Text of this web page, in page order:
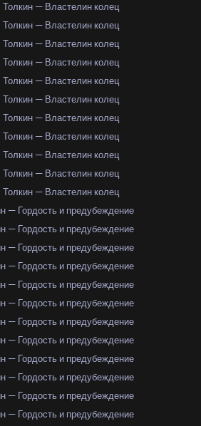
— Властелин колец
— Властелин колец
— Властелин колец
— Властелин колец
— Властелин колец
— Властелин колец
— Властелин колец
— Властелин колец
— Властелин колец
— Властелин колец
— Властелин колец
— Гордость и предубеждение
— Гордость и предубеждение
— Гордость и предубеждение
— Гордость и предубеждение
— Гордость и предубеждение
— Гордость и предубеждение
— Гордость и предубеждение
— Гордость и предубеждение
— Гордость и предубеждение
— Гордость и предубеждение
— Гордость и предубеждение
— Гордость и предубеждение